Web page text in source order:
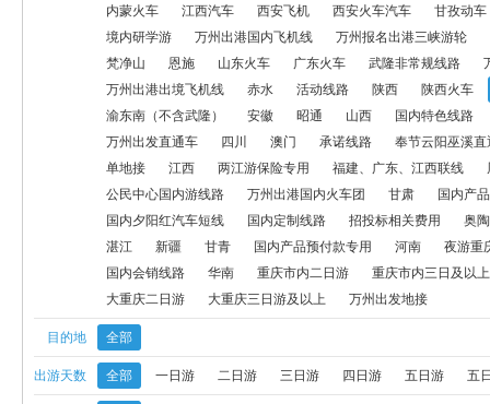
奉节
两江游保险专用 福建、广东、江西联线 周边一、二日游 转
国内产品定金专用 华北 旅居康养 国内夕阳红汽车短线
湛江 新疆 甘青 国内产品预付款专用 河南
内蒙火车
江西汽车 西安飞机 西安火车汽车
甘孜动车
境内研学游
万州出港国内飞机线
万州报名出港三峡游轮
梵净山
恩施 山东火车 广东火车 武隆非常规线路
万州出港出境飞机线
赤水 活动线路 陕西
陕西火车
渝东南（不含武隆）
安徽 昭通 山西
国内特色线路
万州出发直通车
四川 澳门 承诺线路
奉节云阳巫溪直
单地接
江西 两江游保险专用 福建、广东、江西联线
公民中心国内游线路
万州出港国内火车团 甘肃
国内产
国内夕阳红汽车短线
国内定制线路 招投标相关费用
奥
湛江
新疆 甘青 国内产品预付款专用 河南
夜游重
国内会销线路
华南 重庆市内二日游
重庆市内三日及以上
大重庆二日游
大重庆三日游及以上 万州出发地接
目的地 全部
出游天数 全部 一日游 二日游 三日游 四日游 五日游 五